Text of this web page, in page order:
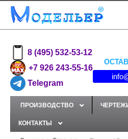
8 (495) 532-53-12
+7 926 243-55-16
Telegram
ПРОИЗВОДСТВО
КОНТАКТЫ